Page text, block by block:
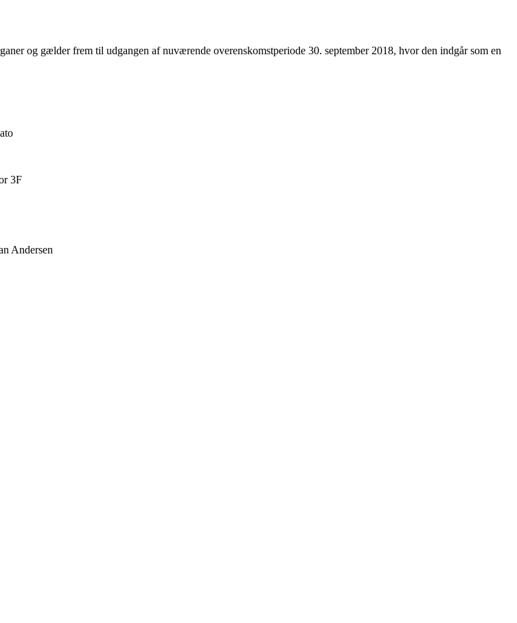
og gælder frem til udgangen af nuværende overenskomstperiode 30. september 2018, hvor den indgår som en